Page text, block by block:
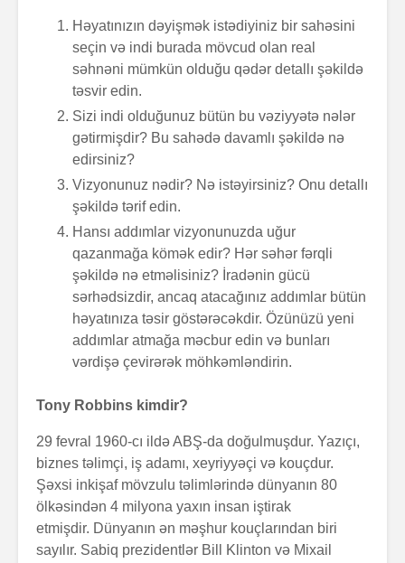
Həyatınızın dəyişmək istədiyiniz bir sahəsini
seçin və indi burada mövcud olan real
səhnəni mümkün olduğu qədər detallı şəkildə
təsvir edin.
Sizi indi olduğunuz bütün bu vəziyyətə nələr
gətirmişdir? Bu sahədə davamlı şəkildə nə
edirsiniz?
Vizyonunuz nədir? Nə istəyirsiniz? Onu detallı
şəkildə tərif edin.
Hansı addımlar vizyonunuzda uğur
qazanmağa kömək edir? Hər səhər fərqli
şəkildə nə etməlisiniz? İradənin gücü
sərhədsizdir, ancaq atacağınız addımlar bütün
həyatınıza təsir göstərəcəkdir. Özünüzü yeni
addımlar atmağa məcbur edin və bunları
vərdişə çevirərək möhkəmləndirin.
Tony Robbins kimdir?
29 fevral 1960-cı ildə ABŞ-da doğulmuşdur. Yazıçı,
biznes təlimçi, iş adamı, xeyriyyəçi və kouçdur.
Şəxsi inkişaf mövzulu təlimlərində dünyanın 80
ölkəsindən 4 milyona yaxın insan iştirak
etmişdir. Dünyanın ən məşhur kouçlarından biri
sayılır. Sabiq prezidentlər Bill Klinton və Mixail